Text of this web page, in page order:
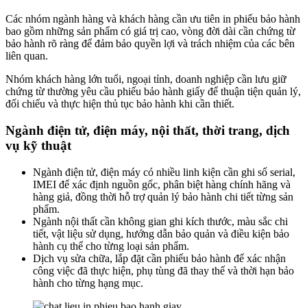
Các nhóm ngành hàng và khách hàng cần ưu tiên in phiếu bảo hành
bao gồm những sản phẩm có giá trị cao, vòng đời dài cần chứng từ
bảo hành rõ ràng để đảm bảo quyền lợi và trách nhiệm của các bên
liên quan.
Nhóm khách hàng lớn tuổi, ngoại tỉnh, doanh nghiệp cần lưu giữ
chứng từ thường yêu cầu phiếu bảo hành giấy để thuận tiện quản lý,
đối chiếu và thực hiện thủ tục bảo hành khi cần thiết.
Ngành điện tử, điện máy, nội thất, thời trang, dịch
vụ kỹ thuật
Ngành điện tử, điện máy có nhiều linh kiện cần ghi số serial,
IMEI để xác định nguồn gốc, phân biệt hàng chính hãng và
hàng giả, đồng thời hỗ trợ quản lý bảo hành chi tiết từng sản
phẩm.
Ngành nội thất cần không gian ghi kích thước, màu sắc chi
tiết, vật liệu sử dụng, hướng dẫn bảo quản và điều kiện bảo
hành cụ thể cho từng loại sản phẩm.
Dịch vụ sửa chữa, lắp đặt cần phiếu bảo hành để xác nhận
công việc đã thực hiện, phụ tùng đã thay thế và thời hạn bảo
hành cho từng hạng mục.